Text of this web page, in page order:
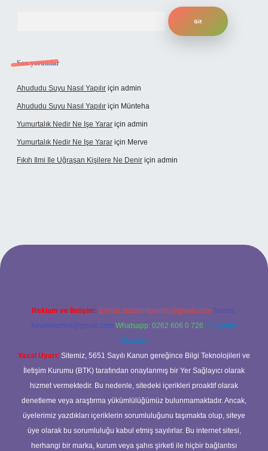
Son yorumlar
Ahududu Suyu Nasıl Yapılır için admin
Ahududu Suyu Nasıl Yapılır için Münteha
Yumurtalık Nedir Ne Işe Yarar için admin
Yumurtalık Nedir Ne Işe Yarar için Merve
Fıkıh Ilmi Ile Uğraşan Kişilere Ne Denir için admin
Reklam ve İletişim: E-mail: backlinkpaneli@gmail.com Teams:
forumhizmeti@gmail.com Whatsapp: 0262 606 0 726 Telegram:
@karabul
Yasal Uyarı: Sitemiz, 5651 Sayılı Kanun gereğince Bilgi Teknolojileri ve
İletişim Kurumu (BTK) tarafından onaylanmış bir Yer Sağlayıcı olarak
hizmet vermektedir. Bu nedenle, sitedeki içerikleri proaktif olarak
denetleme veya araştırma yükümlülüğümüz bulunmamaktadır. Ancak,
üyelerimiz yazdıkları içeriklerin sorumluluğunu taşımakta olup, siteye
üye olarak bu sorumluluğu kabul etmiş sayılırlar. Bu internet sitesi,
herhangi bir marka, kurum veya şahıs şirketi ile hiçbir bağlantısı